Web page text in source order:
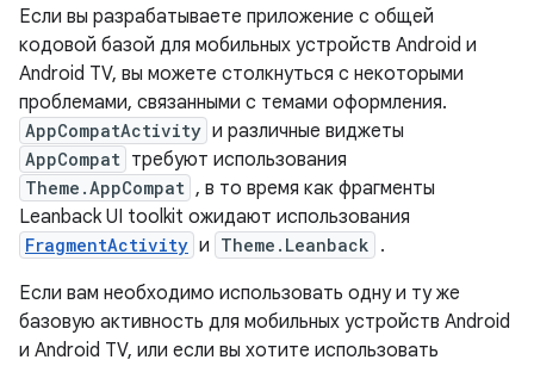
Если вы разрабатываете приложение с общей
кодовой базой для мобильных устройств Android и
Android TV, вы можете столкнуться с некоторыми
проблемами, связанными с темами оформления.
AppCompatActivity и различные виджеты
AppCompat требуют использования
Theme.AppCompat , в то время как фрагменты
Leanback UI toolkit ожидают использования
FragmentActivity и Theme.Leanback .
Если вам необходимо использовать одну и ту же
базовую активность для мобильных устройств Android
и Android TV, или если вы хотите использовать